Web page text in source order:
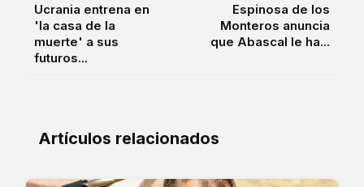
Ucrania entrena en
'la casa de la
muerte' a sus
futuros...
Espinosa de los
Monteros anuncia
que Abascal le ha...
Artículos relacionados